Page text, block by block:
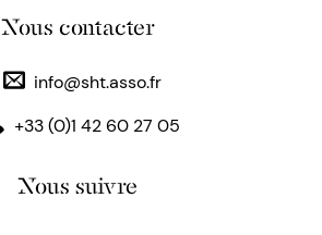
Nous contacter
info@sht.asso.fr
+33 (0)1 42 60 27 05
Nous suivre